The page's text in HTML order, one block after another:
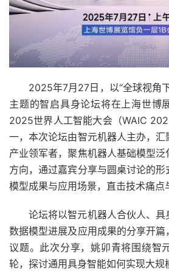
2025年7月27日，以“全球视角
主题的智启具身论坛将在上海世博
2025世界人工智能大会（WAIC
一，本次论坛由智元机器人主办，
产业领军者，聚焦机器人基础模型
方向，通过嘉宾分享与圆桌讨论的
模型成果与应用场景，直击技术痛点
论坛将以智元机器人合伙人、
数据模型进展及应用成果的分享开
议题。此次分享，姚卯青将围绕智
轮，探讨通用具身智能如何实现大规